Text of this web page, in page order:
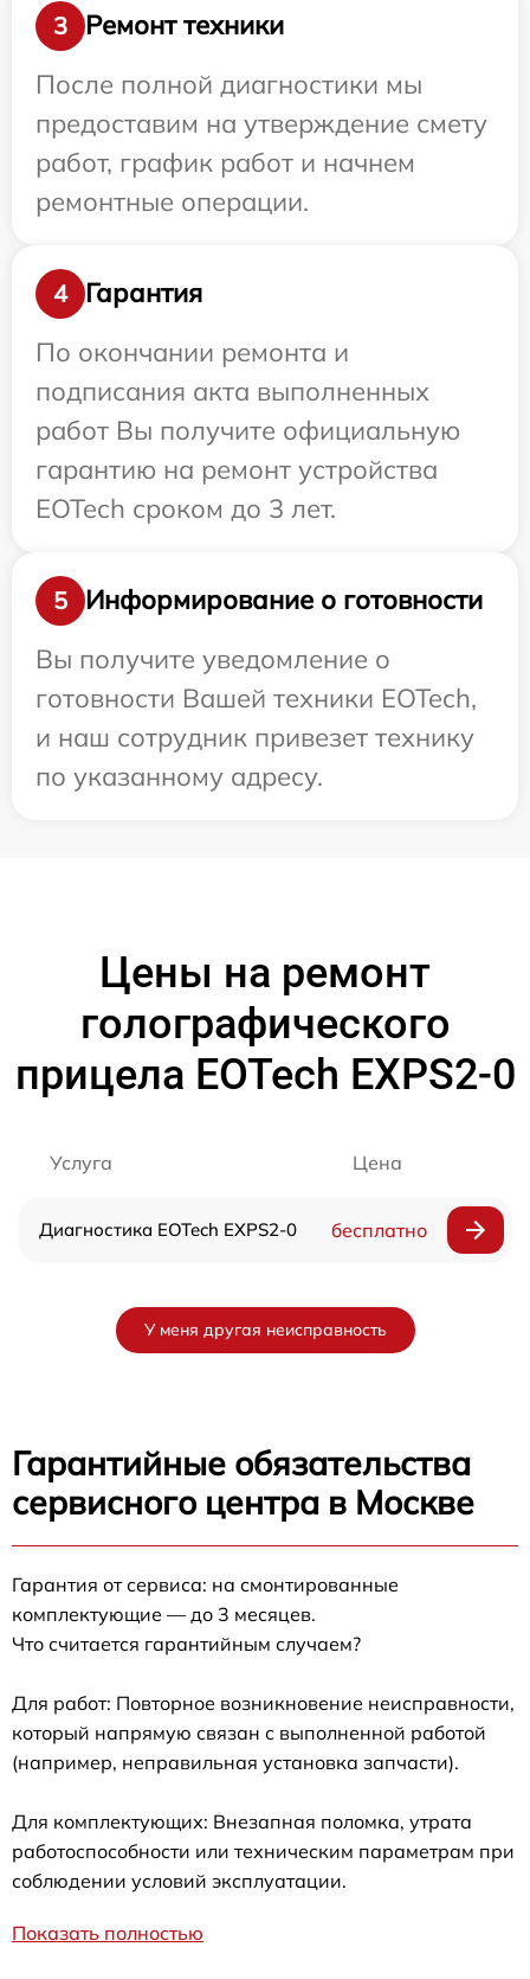
3
Ремонт техники
После полной диагностики мы
предоставим на утверждение смету
работ, график работ и начнем
ремонтные операции.
4
Гарантия
По окончании ремонта и
подписания акта выполненных
работ Вы получите официальную
гарантию на ремонт устройства
EOTech сроком до 3 лет.
5
Информирование о готовности
Вы получите уведомление о
готовности Вашей техники EOTech,
и наш сотрудник привезет технику
по указанному адресу.
Цены на ремонт
голографического
прицела EOTech EXPS2-0
Услуга Цена
Диагностика EOTech EXPS2-0 бесплатно
У меня другая неисправность
Гарантийные обязательства
сервисного центра в Москве
Гарантия от сервиса: на смонтированные
комплектующие — до 3 месяцев.
Что считается гарантийным случаем?
Для работ: Повторное возникновение неисправности,
который напрямую связан с выполненной работой
(например, неправильная установка запчасти).
Для комплектующих: Внезапная поломка, утрата
работоспособности или техническим параметрам при
соблюдении условий эксплуатации.
Показать полностью